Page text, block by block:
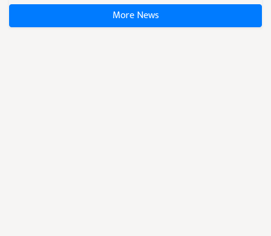
More News